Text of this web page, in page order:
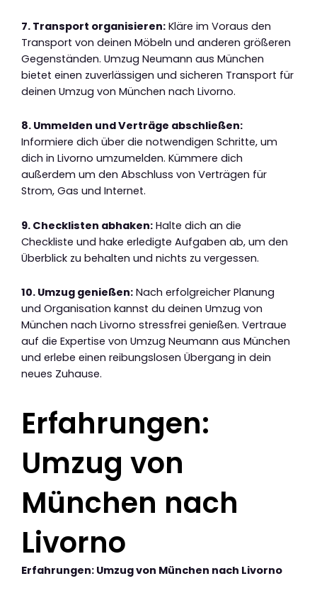
7. Transport organisieren: Kläre im Voraus den
Transport von deinen Möbeln und anderen größeren
Gegenständen. Umzug Neumann aus München
bietet einen zuverlässigen und sicheren Transport für
deinen Umzug von München nach Livorno.
8. Ummelden und Verträge abschließen:
Informiere dich über die notwendigen Schritte, um
dich in Livorno umzumelden. Kümmere dich
außerdem um den Abschluss von Verträgen für
Strom, Gas und Internet.
9. Checklisten abhaken: Halte dich an die
Checkliste und hake erledigte Aufgaben ab, um den
Überblick zu behalten und nichts zu vergessen.
10. Umzug genießen: Nach erfolgreicher Planung
und Organisation kannst du deinen Umzug von
München nach Livorno stressfrei genießen. Vertraue
auf die Expertise von Umzug Neumann aus München
und erlebe einen reibungslosen Übergang in dein
neues Zuhause.
Erfahrungen:
Umzug von
München nach
Livorno
Erfahrungen: Umzug von München nach Livorno